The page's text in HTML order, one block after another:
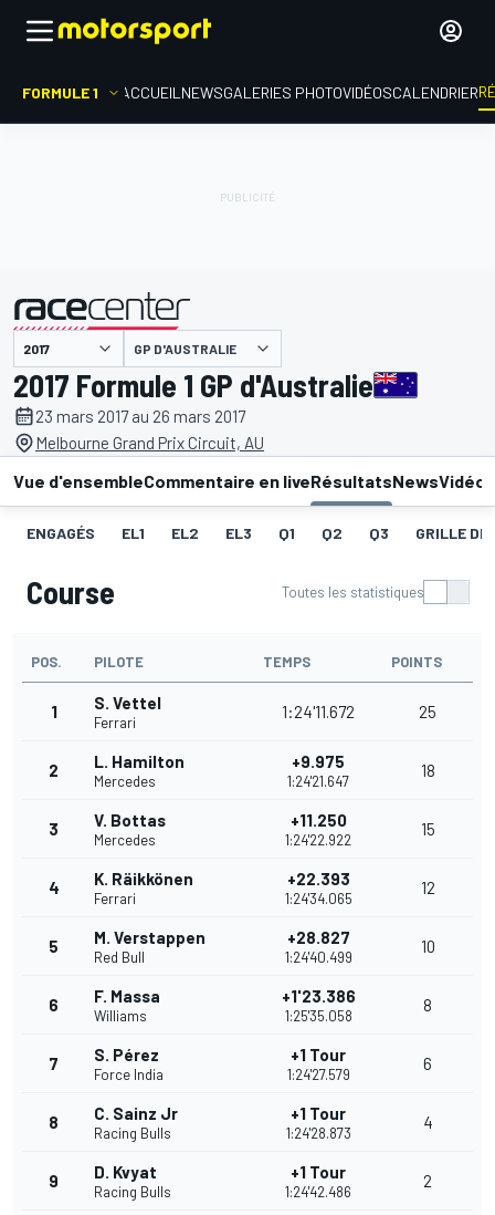
FORMULE 1 ACCUEIL NEWSGALERIES PHOTOVIDÉOSCALENDRIER
présenté par GP D'AUSTRALIE
2017 Formule 1 GP d'Australie
23 mars 2017 au 26 mars 2017
Melbourne Grand Prix Circuit, AU
Vue d'ensembleCommentaire en liveRésultatsNewsVidéos
ENGAGÉS EL1 EL2 EL3 Q1 Q2 Q3 GRILLE DE
Course Toutes les statistiques
POS. PILOTE TEMPS POINTS
1 S. Vettel
Ferrari
1:24'11.672 25
2 L. Hamilton
Mercedes
+9.975
1:24'21.647
18
3 V. Bottas
Mercedes
+11.250
1:24'22.922
15
4 K. Räikkönen
Ferrari
+22.393
1:24'34.065
12
5 M. Verstappen
Red Bull
+28.827
1:24'40.499
10
6 F. Massa
Williams
+1'23.386
1:25'35.058
8
7 S. Pérez
Force India
+1 Tour
1:24'27.579
6
8 C. Sainz Jr
Racing Bulls
+1 Tour
1:24'28.873
4
9 D. Kvyat
Racing Bulls
+1 Tour
1:24'42.486
2